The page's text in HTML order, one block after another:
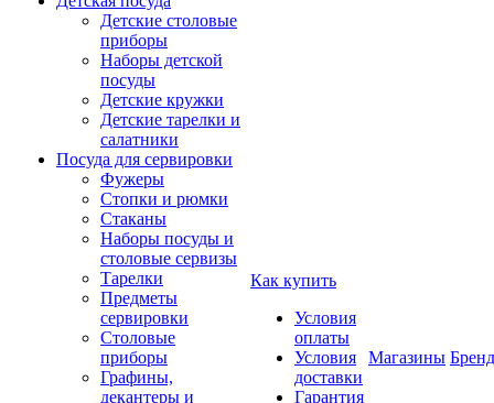
Детские столовые
приборы
Наборы детской
посуды
Детские кружки
Детские тарелки и
салатники
Посуда для сервировки
Фужеры
Стопки и рюмки
Стаканы
Наборы посуды и
столовые сервизы
Тарелки
Предметы
сервировки
Столовые
приборы
Графины,
декантеры и
Как купить
Условия
оплаты
Условия
доставки
Гарантия
Магазины